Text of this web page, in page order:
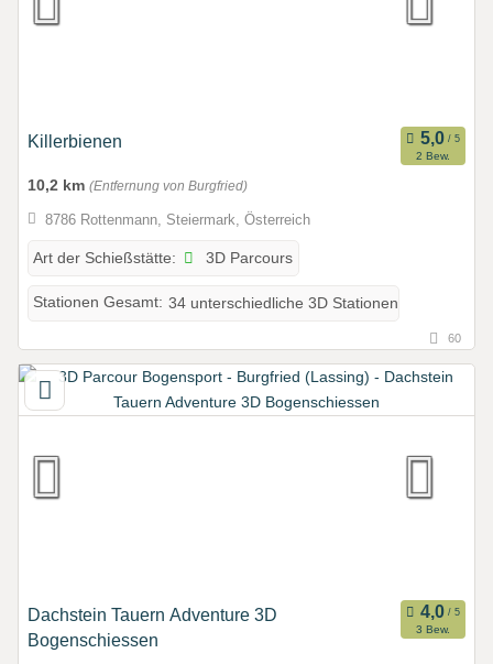
Killerbienen
2 Bew.
10,2 km (Entfernung von Burgfried)
8786 Rottenmann, Steiermark, Österreich
Art der Schießstätte: 3D Parcours
Stationen Gesamt: 34 unterschiedliche 3D Stationen
60
Dachstein Tauern Adventure 3D
Bogenschiessen
3 Bew.